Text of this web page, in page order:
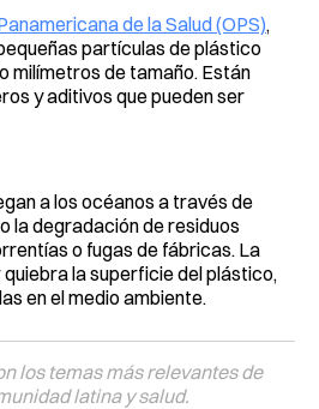
de la Salud (OPS),
partículas de plástico
milímetros de tamaño. Están
y aditivos que pueden ser
a los océanos a través de
la degradación de residuos
o fugas de fábricas. La
la superficie del plástico,
en el medio ambiente.
los temas más relevantes de
latina y salud.